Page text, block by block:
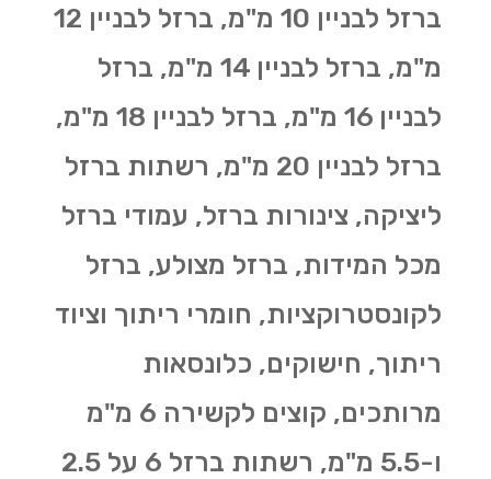
ברזל לבניין 10 מ"מ, ברזל לבניין 12
מ"מ, ברזל לבניין 14 מ"מ, ברזל
לבניין 16 מ"מ, ברזל לבניין 18 מ"מ,
ברזל לבניין 20 מ"מ, רשתות ברזל
ליציקה, צינורות ברזל, עמודי ברזל
מכל המידות, ברזל מצולע, ברזל
לקונסטרוקציות, חומרי ריתוך וציוד
ריתוך, חישוקים, כלונסאות
מרותכים, קוצים לקשירה 6 מ"מ
ו-5.5 מ"מ, רשתות ברזל 6 על 2.5